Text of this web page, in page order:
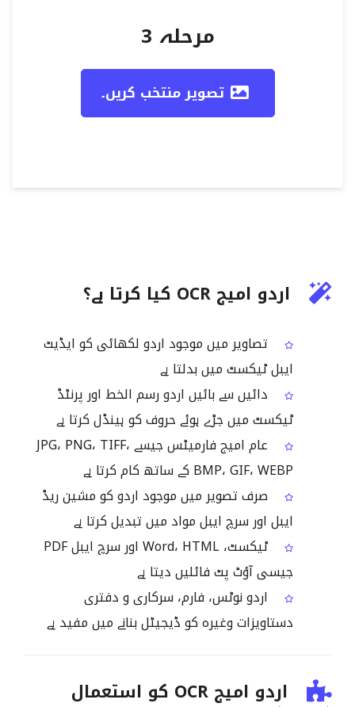
مرحلہ 3
تصویر منتخب کریں۔
اردو امیج OCR کیا کرتا ہے؟
تصاویر میں موجود اردو لکھائی کو ایڈیٹ
ایبل ٹیکسٹ میں بدلتا ہے
دائیں سے بائیں اردو رسم الخط اور پرنٹڈ
ٹیکسٹ میں جڑے ہوئے حروف کو ہینڈل کرتا ہے
عام امیج فارمیٹس جیسے JPG، PNG، TIFF،
BMP، GIF، WEBP کے ساتھ کام کرتا ہے
صرف تصویر میں موجود اردو کو مشین ریڈ
ایبل اور سرچ ایبل مواد میں تبدیل کرتا ہے
ٹیکسٹ، Word، HTML اور سرچ ایبل PDF
جیسی آؤٹ پٹ فائلیں دیتا ہے
اردو نوٹس، فارم، سرکاری و دفتری
دستاویزات وغیرہ کو ڈیجیٹل بنانے میں مفید ہے
اردو امیج OCR کو استعمال